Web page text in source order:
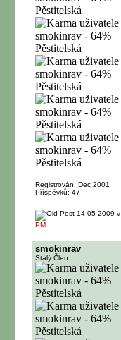
Registrován: Dec 2001
Příspěvků: 47
14-05-2009 v
PM
smokinrav
Stálý Člen